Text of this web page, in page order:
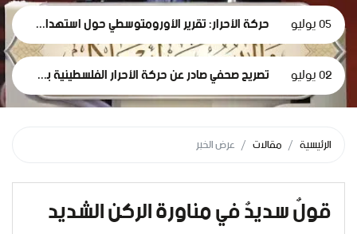
05 يوليو حركة الأحرار: تقرير الأورومتوسطي حول استهداف الرموز الطبية في سجون الاحتلال وثيقة إدانة وجريمة حرب موصوفة
02 يوليو تصريح صحفي صادر عن حركة الأحرار الفلسطينية بمناسبة مرور 1000 يومٍ من حرب الإبادة... وفظاعة جرائم الاحتلال في قطاع غزة*
الرئيسية مقالات عرض الخبر
قولٌ سديدٌ في مناورة الركن الشديد